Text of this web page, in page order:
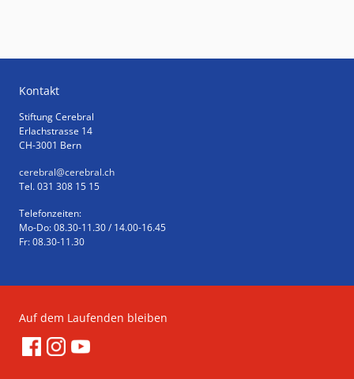
Kontakt
Stiftung Cerebral
Erlachstrasse 14
CH-3001 Bern
cerebral@cerebral.ch
Tel. 031 308 15 15
Telefonzeiten:
Mo-Do: 08.30-11.30 / 14.00-16.45
Fr: 08.30-11.30
Auf dem Laufenden bleiben